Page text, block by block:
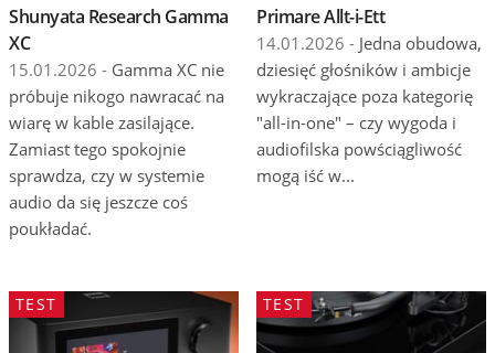
Shunyata Research Gamma
XC
15.01.2026 - Gamma XC nie
próbuje nikogo nawracać na
wiarę w kable zasilające.
Zamiast tego spokojnie
sprawdza, czy w systemie
audio da się jeszcze coś
poukładać.
Primare Allt-i-Ett
14.01.2026 - Jedna obudowa,
dziesięć głośników i ambicje
wykraczające poza kategorię
"all-in-one" – czy wygoda i
audiofilska powściągliwość
mogą iść w...
TEST TEST